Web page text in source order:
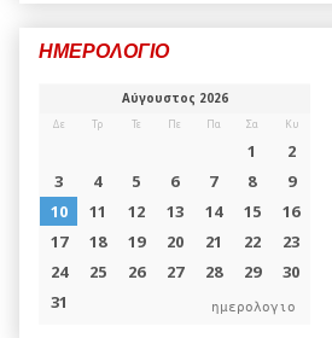
ΗΜΕΡΟΛΟΓΙΟ
ημερολογιο